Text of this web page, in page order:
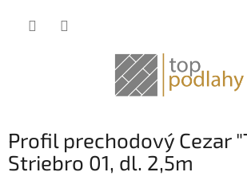
Profil prechodový Cezar
Striebro 01, dl. 2,5m